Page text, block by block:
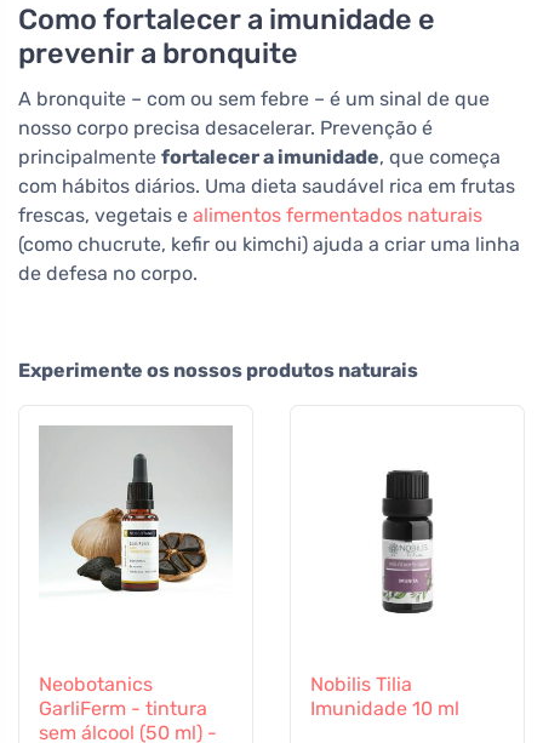
Como fortalecer a imunidade e
prevenir a bronquite
A bronquite – com ou sem febre – é um sinal de que
nosso corpo precisa desacelerar. Prevenção é
principalmente fortalecer a imunidade, que começa
com hábitos diários. Uma dieta saudável rica em frutas
frescas, vegetais e alimentos fermentados naturais
(como chucrute, kefir ou kimchi) ajuda a criar uma linha
de defesa no corpo.
Experimente os nossos produtos naturais
Neobotanics
GarliFerm - tintura
sem álcool (50 ml) -
Nobilis Tilia
Imunidade 10 ml